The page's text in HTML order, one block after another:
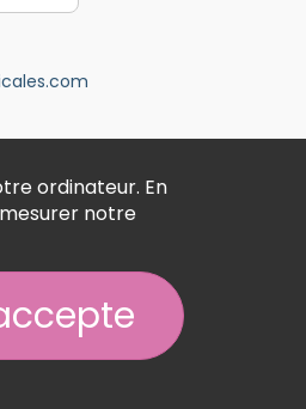
ordinateur. En
notre